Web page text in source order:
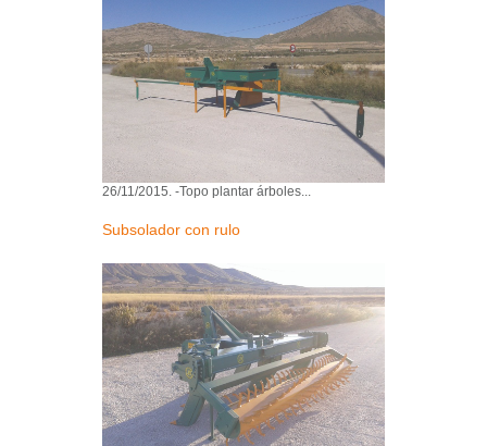
26/11/2015. -Topo plantar árboles...
Subsolador con rulo